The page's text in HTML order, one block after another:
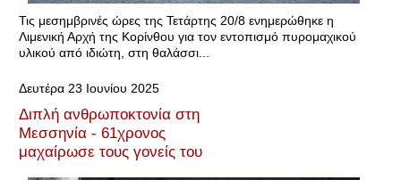
Τις μεσημβρινές ώρες της Τετάρτης 20/8 ενημερώθηκε η
Λιμενική Αρχή της Κορίνθου για τον εντοπισμό πυρομαχικού
υλικού από ιδιώτη, στη θαλάσσι...
Δευτέρα 23 Ιουνίου 2025
Διπλή ανθρωποκτονία στη
Μεσσηνία - 61χρονος
μαχαίρωσε τους γονείς του